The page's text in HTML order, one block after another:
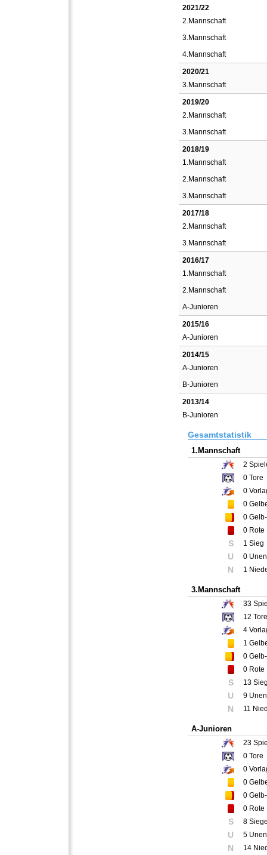
2021/22
2.Mannschaft
3.Mannschaft
4.Mannschaft
2020/21
3.Mannschaft
2019/20
2.Mannschaft
3.Mannschaft
2018/19
1.Mannschaft
2.Mannschaft
3.Mannschaft
2017/18
2.Mannschaft
3.Mannschaft
2016/17
1.Mannschaft
2.Mannschaft
A-Junioren
2015/16
A-Junioren
2014/15
A-Junioren
B-Junioren
2013/14
B-Junioren
Gesamtstatistik
1.Mannschaft
2
0 Tore
0
0
0
0 Rote
S 1 Sieg
U 0
N 1
3.Mannschaft
33
12 Tore
4
1
0
0 Rote
S 13
U 9
N 11
A-Junioren
23
0 Tore
0
0
0
0 Rote
S 8
U 5
N 14